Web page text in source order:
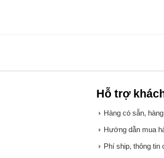
Hỗ trợ
Hàng có sẵn,
Hướng dẫn mua
Phí ship, thông tin